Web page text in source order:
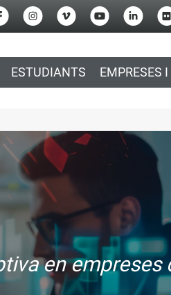
ESTUDIANTS EMPRESES
en empreses